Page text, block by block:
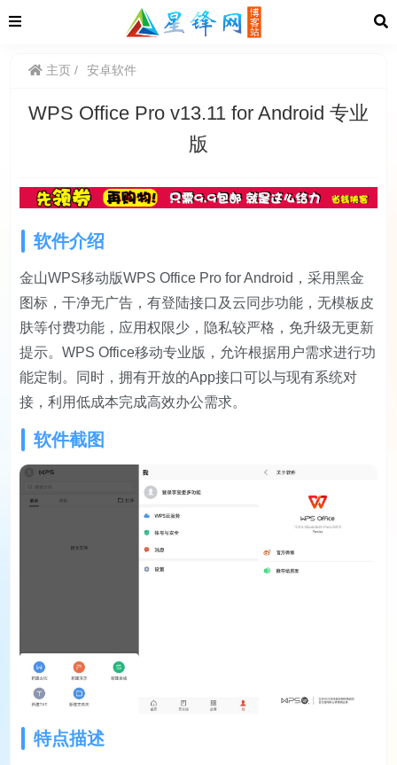
主页 安卓软件
WPS Office Pro v13.11 for Android 专业
版
软件介绍
金山WPS移动版WPS Office Pro for Android，采用黑金
图标，干净无广告，有登陆接口及云同步功能，无模板皮
肤等付费功能，应用权限少，隐私较严格，免升级无更新
提示。WPS Office移动专业版，允许根据用户需求进行功
能定制。同时，拥有开放的App接口可以与现有系统对
接，利用低成本完成高效办公需求。
软件截图
特点描述